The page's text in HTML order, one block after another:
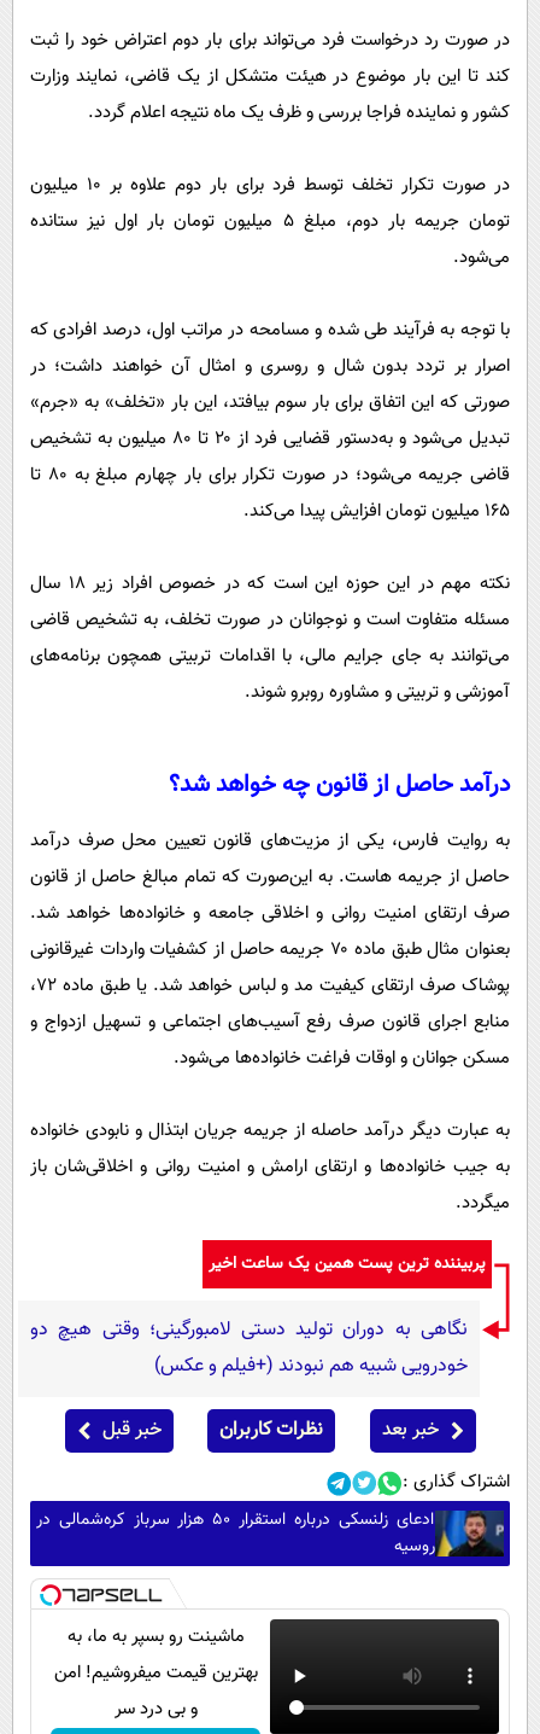
در صورت رد درخواست فرد می‌تواند برای بار دوم اعتراض خود را ثبت
کند تا این بار موضوع در هیئت متشکل از یک قاضی، نمایند وزارت
کشور و نماینده فراجا بررسی و ظرف یک ماه نتیجه اعلام گردد.
در صورت تکرار تخلف توسط فرد برای بار دوم علاوه بر ۱۰ میلیون
تومان جریمه بار دوم، مبلغ ۵ میلیون تومان بار اول نیز ستانده
می‌شود.
با توجه به فرآیند طی شده و مسامحه در مراتب اول، درصد افرادی که
اصرار بر تردد بدون شال و روسری و امثال آن خواهند داشت؛ در
صورتی که این اتفاق برای بار سوم بیافتد، این بار «تخلف» به «جرم»
تبدیل می‌شود و به‌دستور قضایی فرد از ۲۰ تا ۸۰ میلیون به تشخیص
قاضی جریمه می‌شود؛ در صورت تکرار برای بار چهارم مبلغ به ۸۰ تا
۱۶۵ میلیون تومان افزایش پیدا می‌کند.
نکته مهم در این حوزه این است که در خصوص افراد زیر ۱۸ سال
مسئله متفاوت است و نوجوانان در صورت تخلف، به تشخیص قاضی
می‌توانند به جای جرایم مالی، با اقدامات تربیتی همچون برنامه‌های
آموزشی و تربیتی و مشاوره روبرو شوند.
درآمد حاصل از قانون چه خواهد شد؟
به روایت فارس، یکی از مزیت‌های قانون تعیین محل صرف درآمد
حاصل از جریمه هاست. به این‌صورت که تمام مبالغ حاصل از قانون
صرف ارتقای امنیت روانی و اخلاقی جامعه و خانواده‌ها خواهد شد.
بعنوان مثال طبق ماده ۷۰ جریمه حاصل از کشفیات واردات غیرقانونی
پوشاک صرف ارتقای کیفیت مد و لباس خواهد شد. یا طبق ماده ۷۲،
منابع اجرای قانون صرف رفع آسیب‌های اجتماعی و تسهیل ازدواج و
مسکن جوانان و اوقات فراغت خانواده‌ها می‌شود.
به عبارت دیگر درآمد حاصله از جریمه جریان ابتذال و نابودی خانواده
به جیب خانواده‌ها و ارتقای ارامش و امنیت روانی و اخلاقی‌شان باز
میگردد.
پربیننده ترین پست همین یک ساعت اخیر
نگاهی به دوران تولید دستی لامبورگینی؛ وقتی هیچ دو
خودرویی شبیه هم نبودند (+فیلم و عکس)
خبر بعد نظرات کاربران خبر قبل
اشتراک گذاری :
ادعای زلنسکی درباره استقرار ۵۰ هزار سرباز کره‌شمالی در
روسیه
ماشینت رو بسپر به ما، به
بهترین قیمت میفروشیم! امن
و بی درد سر